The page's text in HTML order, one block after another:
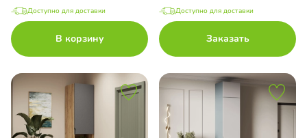
Доступно для доставки
В корзину
Доступно для доставки
Заказать